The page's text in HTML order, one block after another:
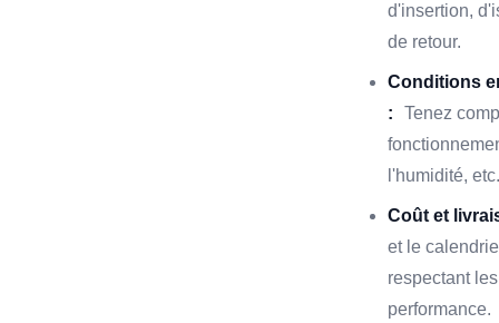
d'insertion,
de retour.
Conditions
:
Tenez
l'humidité, etc.
Coût et
et le
respectant
performance.